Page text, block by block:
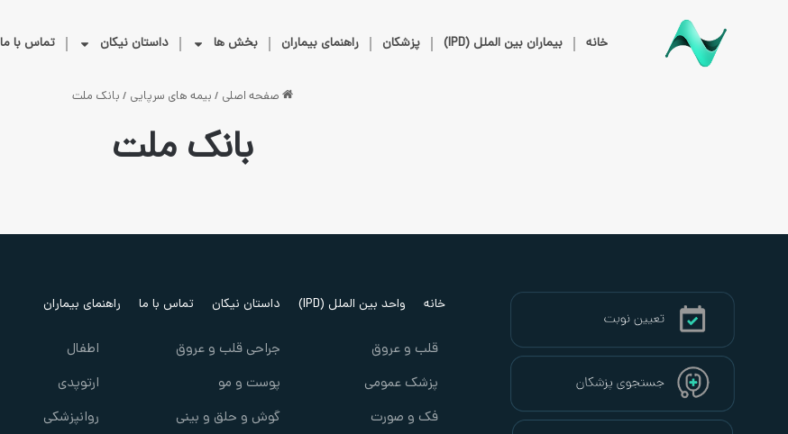
خانه بیماران بین الملل (IPD) پزشکان راهنمای بیماران بخش ها داستان نیکان تماس با ما
صفحه اصلی / بیمه های سرپایی / بانک ملت
بانک ملت
خانه واحد بین الملل (IPD) داستان نیکان تماس با ما راهنمای بیماران
قلب و عروق
پزشک عمومی
فک و صورت
جراحی قلب و عروق
پوست و مو
گوش و حلق و بینی
اطفال
ارتوپدی
روانپزشکی